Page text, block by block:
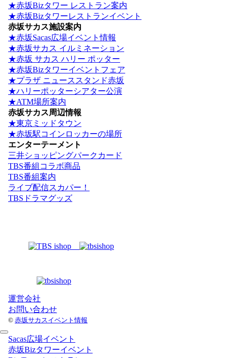
★赤坂Bizタワー レストラン案内
★赤坂Bizタワーレストランイベント
赤坂サカス施設案内
★赤坂Sacas広場イベント情報
★赤坂サカス イルミネーション
★赤坂 サカス ハリー ポッター
★赤坂Bizタワーイベントフェア
★プラザ ニューススタンド赤坂
★ハリーポッターシアター公演
★ATM場所案内
赤坂サカス周辺情報
★東京ミッドタウン
★赤坂駅コインロッカーの場所
エンターテーメント
三井ショッピングパークカード
TBS番組コラボ商品
TBS番組案内
ライブ配信スカパー！
TBSドラマグッズ
運営会社
お問い合わせ
© 赤坂サカスイベント情報
Sacas広場イベント
赤坂Bizタワーイベント